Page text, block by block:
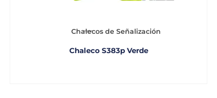
Chalecos de Señalización
Chaleco S383p Verde